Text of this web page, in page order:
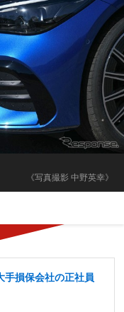
《写真撮影 中野英幸》
手損保会社の正社員